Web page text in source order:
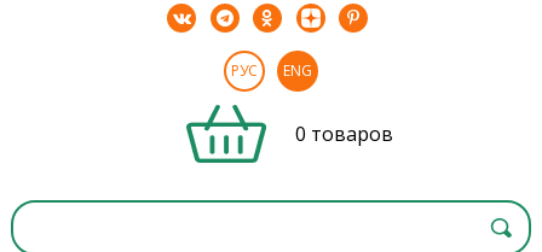
РУС ENG
0 товаров